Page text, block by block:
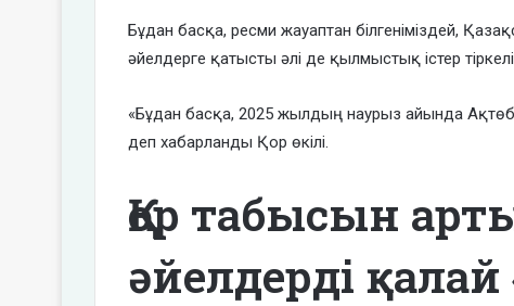
Бұдан басқа, ресми жауаптан білгеніміздей,
әйелдерге қатысты әлі де қылмыстық істер
«Бұдан басқа, 2025 жылдың наурыз айында
деп хабарланды Қор өкілі.
Қор табысын
әйелдерді